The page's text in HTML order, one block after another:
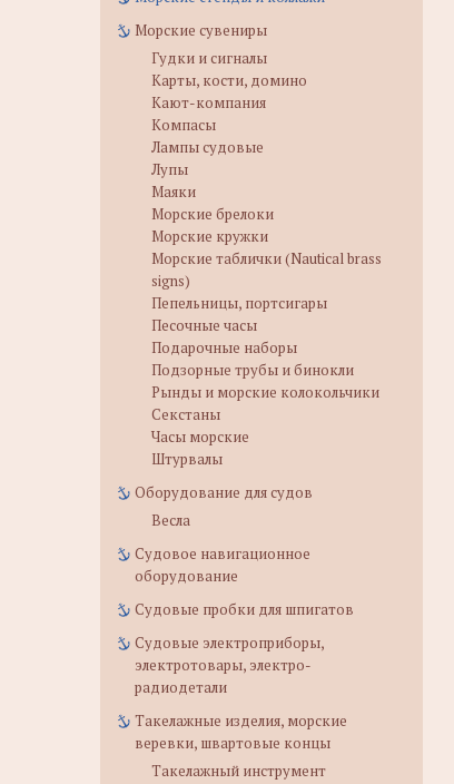
Морские сувениры
Гудки и сигналы
Карты, кости, домино
Кают-компания
Компасы
Лампы судовые
Лупы
Маяки
Морские брелоки
Морские кружки
Морские таблички (Nautical brass
signs)
Пепельницы, портсигары
Песочные часы
Подарочные наборы
Подзорные трубы и бинокли
Рынды и морские колокольчики
Секстаны
Часы морские
Штурвалы
Оборудование для судов
Весла
Судовое навигационное
оборудование
Судовые пробки для шпигатов
Судовые электроприборы,
электротовары, электро-
радиодетали
Такелажные изделия, морские
веревки, швартовые концы
Такелажный инструмент